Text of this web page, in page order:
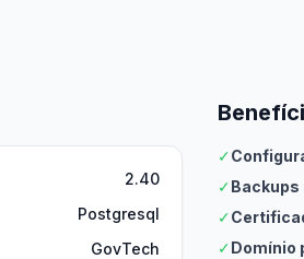
2.40
Postgresql
GovTech
✓
✓
✓
✓Domínio